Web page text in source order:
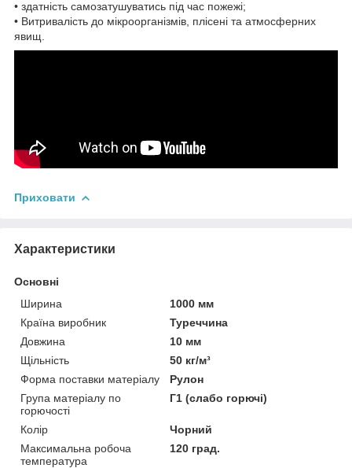
• здатність самозатушуватись під час пожежі;
• Витривалість до мікроорганізмів, плісені та атмосферних
явищ.
Приховати
Характеристики
Основні
Ширина
1000 мм
Країна виробник
Туреччина
Довжина
10 мм
Щільність
50 кг/м³
Форма поставки матеріалу
Рулон
Група матеріалу по
горючості
Г1 (слабо горючі)
Колір
Чорний
Максимальна робоча
температура
120 град.